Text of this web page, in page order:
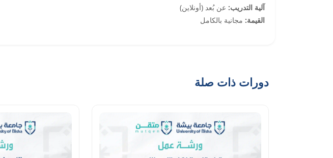
آلية التدريب: عن بُعد (أونلاين)
القيمة: مجانية بالكامل
دورات ذات صلة